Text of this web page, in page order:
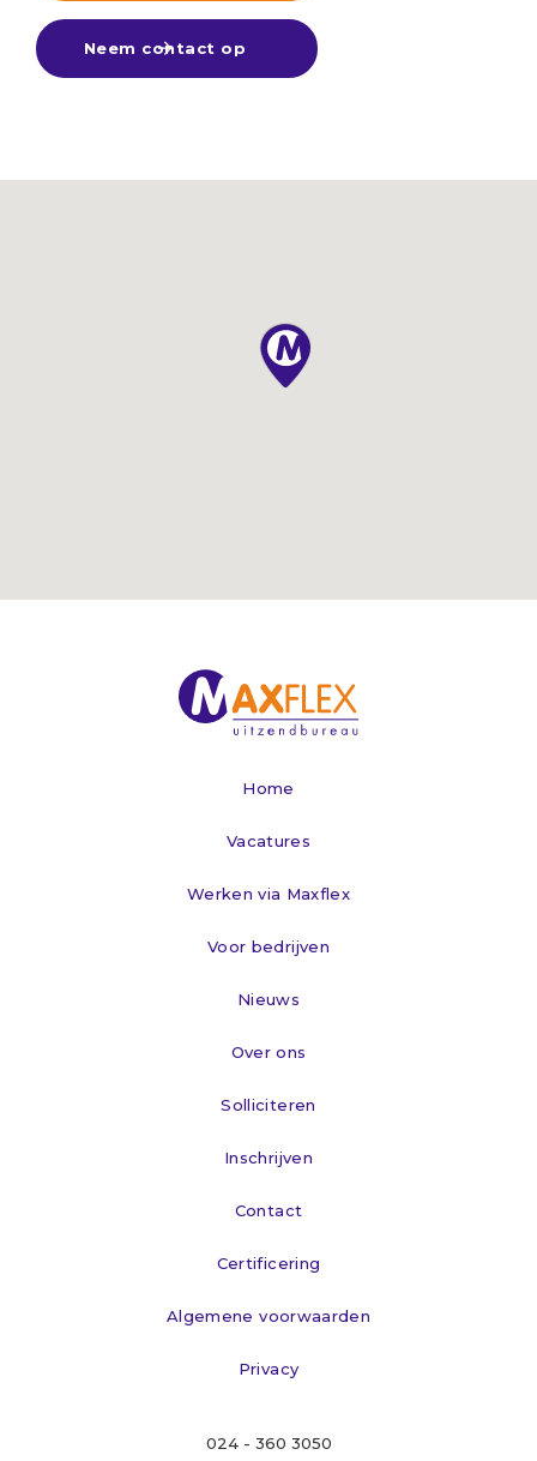
Neem contact op

Home
Vacatures
Werken via Maxflex
Voor bedrijven
Nieuws
Over ons
Solliciteren
Inschrijven
Contact
Certificering
Algemene voorwaarden
Privacy
024 - 360 3050